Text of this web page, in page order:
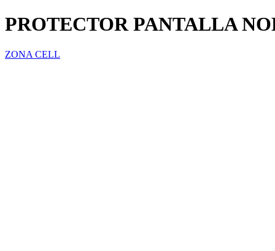
PROTECTOR PANTALLA
ZONA CELL